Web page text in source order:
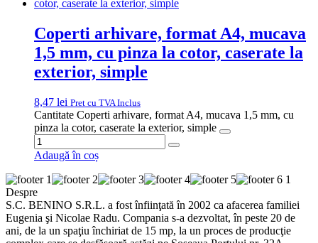
Coperti arhivare, format A4, mucava
1,5 mm, cu pinza la cotor, caserate la
exterior, simple
8,47 lei Pret cu TVA Inclus
Cantitate Coperti arhivare, format A4, mucava 1,5 mm, cu
pinza la cotor, caserate la exterior, simple
Adaugă în coș
Despre
S.C. BENINO S.R.L. a fost înfiinţată în 2002 ca afacerea familiei
Eugenia şi Nicolae Radu. Compania s-a dezvoltat, în peste 20 de
ani, de la un spaţiu închiriat de 15 mp, la un proces de producţie